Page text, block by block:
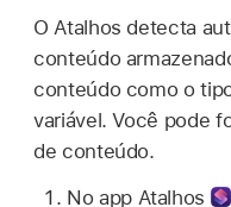
O Atalhos detecta
conteúdo
conteúdo como o
variável. Você pode
de conteúdo.
No app Atalhos